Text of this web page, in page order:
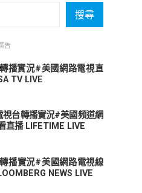
搜尋
告
播實況#美國網路電視直
TV LIVE
視台轉播實況#美國頻道網
直播 LIFETIME LIVE
播實況#美國網路電視線
NEWS LIVE